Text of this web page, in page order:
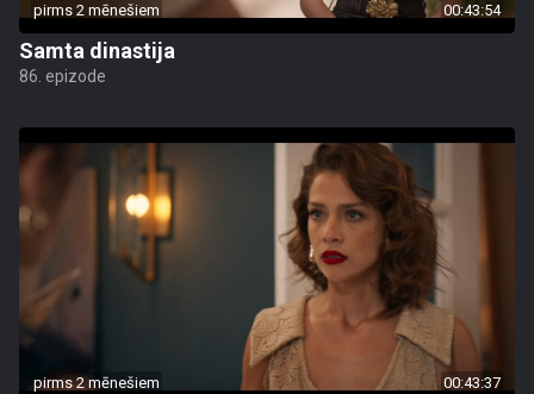
pirms 2 mēnešiem 00:43:54
Samta dinastija
86. epizode
pirms 2 mēnešiem 00:43:37